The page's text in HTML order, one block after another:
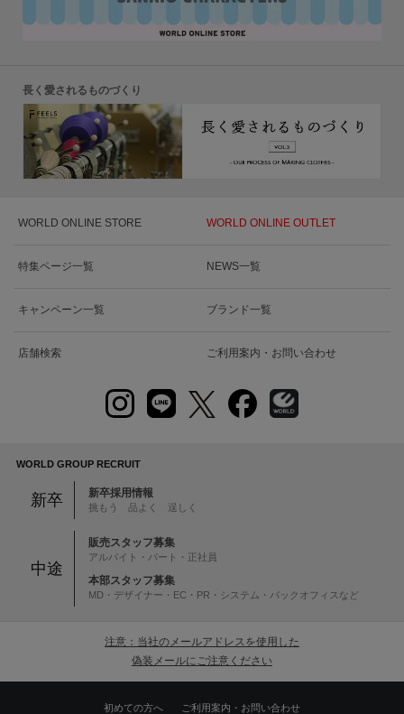
長く愛されるものづくり
WORLD ONLINE STORE WORLD ONLINE OUTLET
特集ページ一覧 NEWS一覧
キャンペーン一覧 ブランド一覧
店舗検索 ご利用案内・お問い合わせ
WORLD GROUP RECRUIT
新卒 新卒採用情報
挑もう 品よく 逞しく
中途
販売スタッフ募集
アルバイト・パート・正社員
本部スタッフ募集
MD・デザイナー・EC・PR・システム・バックオフィスなど
注意：当社のメールアドレスを使用した
偽装メールにご注意ください
初めての方へ ご利用案内・お問い合わせ